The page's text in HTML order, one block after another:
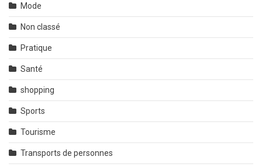
Mode
Non classé
Pratique
Santé
shopping
Sports
Tourisme
Transports de personnes